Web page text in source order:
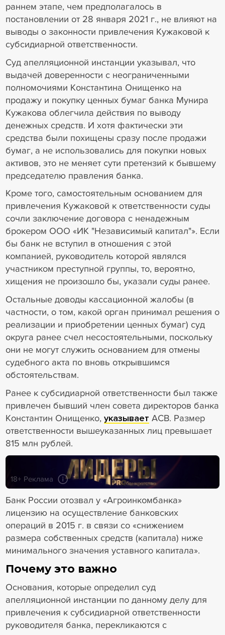
раннем этапе, чем предполагалось в
постановлении от 28 января 2021 г., не влияют на
выводы о законности привлечения Кужаковой к
субсидиарной ответственности.
Суд апелляционной инстанции указывал, что
выдачей доверенности с неограниченными
полномочиями Константина Онищенко на
продажу и покупку ценных бумаг банка Мунира
Кужакова облегчила действия по выводу
денежных средств. И хотя фактически эти
средства были похищены сразу после продажи
бумаг, а не использовались для покупки новых
активов, это не меняет сути претензий к бывшему
председателю правления банка.
Кроме того, самостоятельным основанием для
привлечения Кужаковой к ответственности суды
сочли заключение договора с ненадежным
брокером ООО «ИК "Независимый капитал"». Если
бы банк не вступил в отношения с этой
компанией, руководитель которой являлся
участником преступной группы, то, вероятно,
хищения не произошло бы, указали суды ранее.
Остальные доводы кассационной жалобы (в
частности, о том, какой орган принимал решения о
реализации и приобретении ценных бумаг) суд
округа ранее счел несостоятельными, поскольку
они не могут служить основанием для отмены
судебного акта по вновь открывшимся
обстоятельствам.
Ранее к субсидиарной ответственности был также
привлечен бывший член совета директоров банка
Константин Онищенко, указывает АСВ. Размер
ответственности вышеуказанных лиц превышает
815 млн рублей.
18+ Реклама
Банк России отозвал у «Агроинкомбанка»
лицензию на осуществление банковских
операций в 2015 г. в связи со «снижением
размера собственных средств (капитала) ниже
минимального значения уставного капитала».
Почему это важно
Основания, которые определил суд
апелляционной инстанции по данному делу для
привлечения к субсидиарной ответственности
руководителя банка, перекликаются с